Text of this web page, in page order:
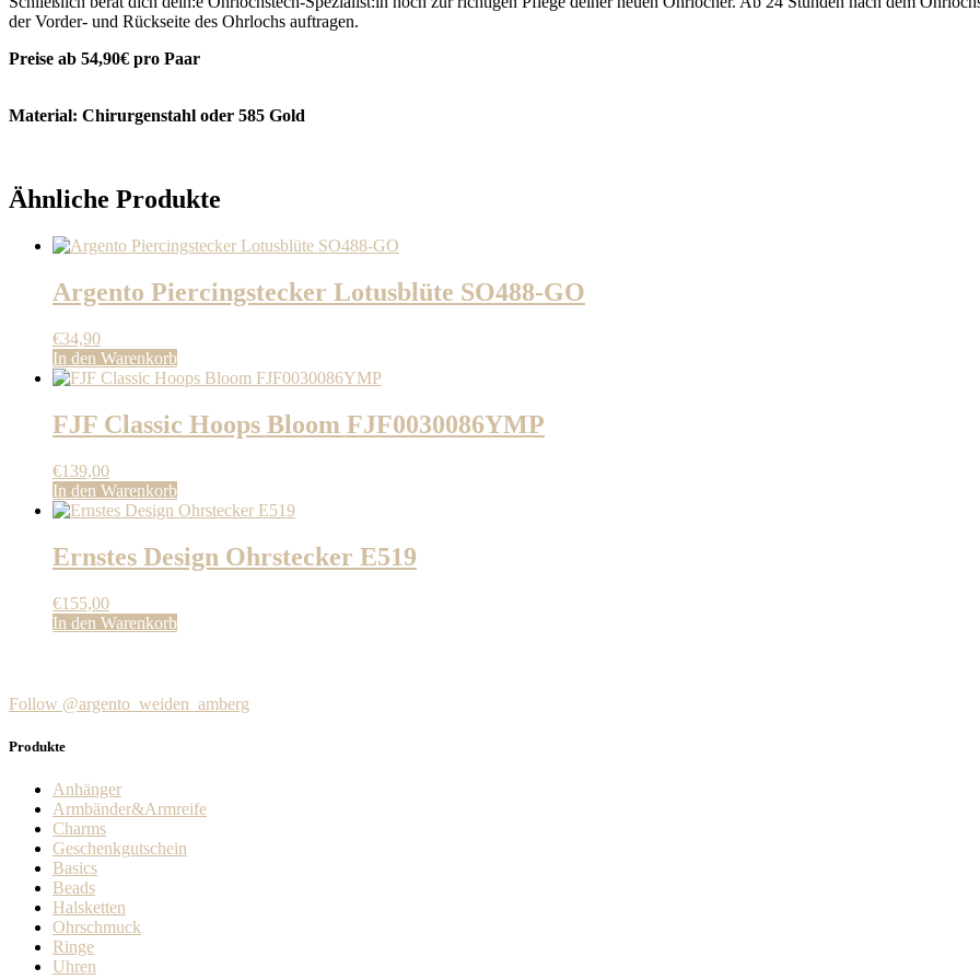
der Vorder- und Rückseite des Ohrlochs auftragen.
Preise ab 54,90€ pro Paar
Material: Chirurgenstahl oder 585 Gold
Ähnliche Produkte
Argento Piercingstecker Lotusblüte SO488-GO
€34,90
In den Warenkorb
FJF Classic Hoops Bloom FJF0030086YMP
€139,00
In den Warenkorb
Ernstes Design Ohrstecker E519
€155,00
In den Warenkorb
Follow @argento_weiden_amberg
Produkte
Anhänger
Armbänder&Armreife
Charms
Geschenkgutschein
Basics
Beads
Halsketten
Ohrschmuck
Ringe
Uhren